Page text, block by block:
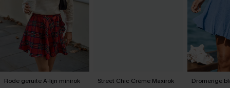
Rode geruite A-lijn minirok Street Chic Crème Maxirok Dromerige